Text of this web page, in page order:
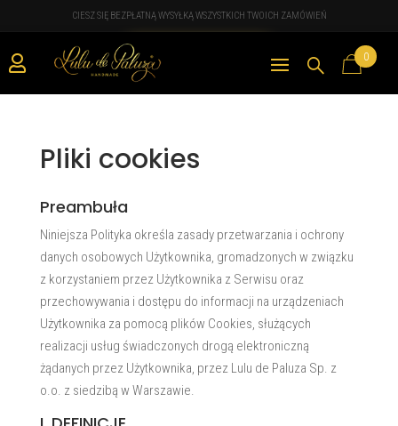
CIESZ SIĘ BEZPŁATNĄ WYSYŁKĄ WSZYSTKICH TWOICH ZAMÓWIEŃ
 0
Pliki cookies
Preambuła
Niniejsza Polityka określa zasady przetwarzania i ochrony
danych osobowych Użytkownika, gromadzonych w związku
z korzystaniem przez Użytkownika z Serwisu oraz
przechowywania i dostępu do informacji na urządzeniach
Użytkownika za pomocą plików Cookies, służących
realizacji usług świadczonych drogą elektroniczną
żądanych przez Użytkownika, przez Lulu de Paluza Sp. z
o.o. z siedzibą w Warszawie.